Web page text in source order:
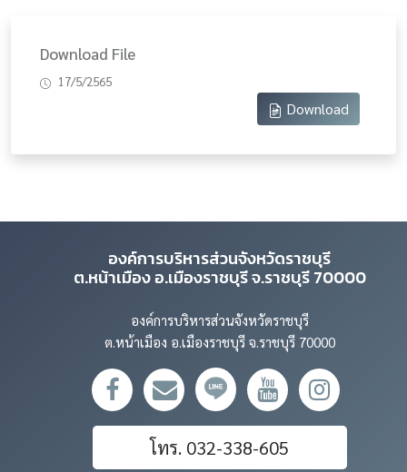
Download File
17/5/2565
Download
องค์การบริหารส่วนจังหวัดราชบุรี
ต.หน้าเมือง อ.เมืองราชบุรี จ.ราชบุรี 70000
องค์การบริหารส่วนจังหวัดราชบุรี
ต.หน้าเมือง อ.เมืองราชบุรี จ.ราชบุรี 70000
โทร. 032-338-605